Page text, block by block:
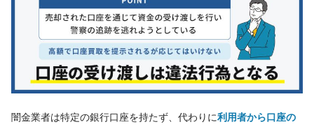
闇金業者は特定の銀行口座を持たず、代わりに利用者から口座の